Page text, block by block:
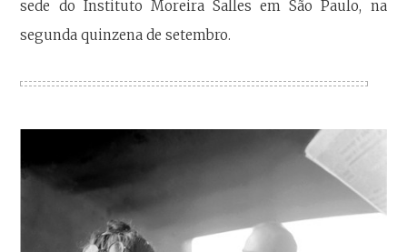
sede do Instituto Moreira Salles em São Paulo, na
segunda quinzena de setembro.